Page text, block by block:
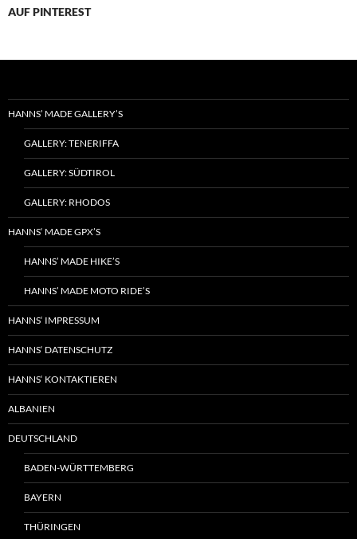
AUF PINTEREST
HANNS’ MADE GALLERY’S
GALLERY: TENERIFFA
GALLERY: SÜDTIROL
GALLERY: RHODOS
HANNS‘ MADE GPX’S
HANNS’ MADE HIKE’S
HANNS’ MADE MOTO RIDE’S
HANNS‘ IMPRESSUM
HANNS‘ DATENSCHUTZ
HANNS‘ KONTAKTIEREN
ALBANIEN
DEUTSCHLAND
BADEN-WÜRTTEMBERG
BAYERN
THÜRINGEN